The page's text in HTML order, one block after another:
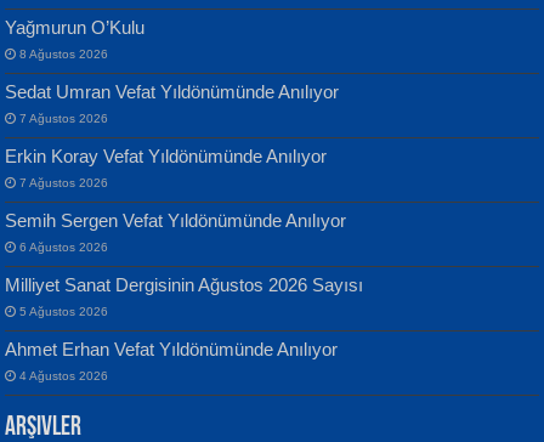
ATİLLA ÖZEN
Sultan Olmadan Önce Eyüp...
EKREM KARABABA
Yaralı Şiir...
Banu Sancak
Defterimden İçeri...
İsmail Aydos
İnkisar...
Yağmurun O’Kulu
8 Ağustos 2026
Sedat Umran Vefat Yıldönümünde Anılıyor
7 Ağustos 2026
Erkin Koray Vefat Yıldönümünde Anılıyor
7 Ağustos 2026
Semih Sergen Vefat Yıldönümünde Anılıyor
6 Ağustos 2026
Milliyet Sanat Dergisinin Ağustos 2026 Sayısı
5 Ağustos 2026
Ahmet Erhan Vefat Yıldönümünde Anılıyor
4 Ağustos 2026
Arşivler